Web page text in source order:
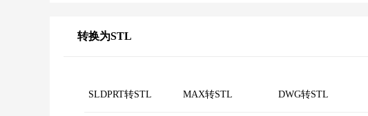
转换为STL
SLDPRT转STL MAX转STL DWG转STL